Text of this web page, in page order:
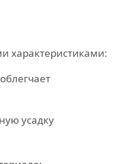
характеристиками:
усадку